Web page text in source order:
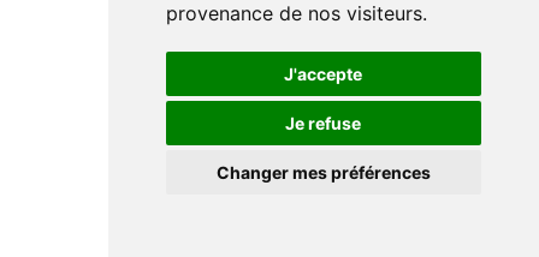
provenance de nos visiteurs.
J'accepte
Je refuse
Changer mes préférences